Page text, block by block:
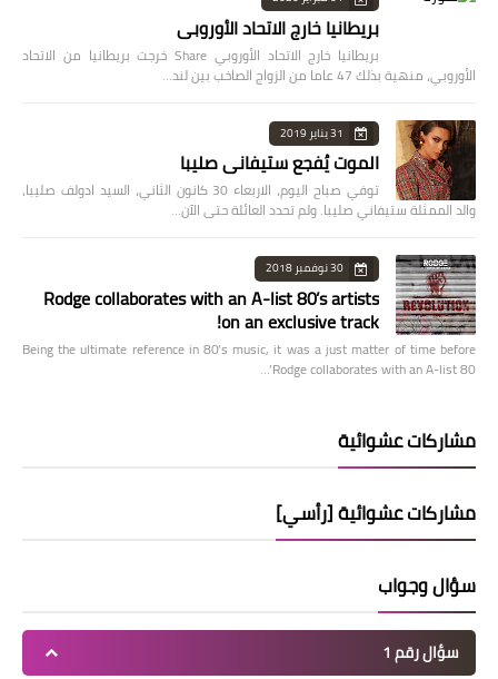
بريطانيا خارج الاتحاد الأوروبي
بريطانيا خارج الاتحاد الأوروبي Share خرجت بريطانيا من الاتحاد
الأوروبي، منهية بذلك 47 عاما من الزواج الصاخب بين لند…
31 يناير 2019
الموت يُفجع ستيفاني صليبا
توفي صباح اليوم، الاربعاء 30 كانون الثاني، السيد ادولف صليبا،
والد الممثلة ستيفاني صليبا. ولم تحدد العائلة حتى الآن…
30 نوفمبر 2018
Rodge collaborates with an A-list 80’s artists
on an exclusive track!
Being the ultimate reference in 80’s music, it was a just matter of time before
Rodge collaborates with an A-list 80’…
مشاركات عشوائية
مشاركات عشوائية [رأسي]
سؤال وجواب
سؤال رقم 1